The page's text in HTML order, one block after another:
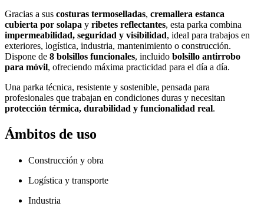
Gracias a sus costuras termoselladas, cremallera estanca
cubierta por solapa y ribetes reflectantes, esta parka combina
impermeabilidad, seguridad y visibilidad, ideal para trabajos en
exteriores, logística, industria, mantenimiento o construcción.
Dispone de 8 bolsillos funcionales, incluido bolsillo antirrobo
para móvil, ofreciendo máxima practicidad para el día a día.
Una parka técnica, resistente y sostenible, pensada para
profesionales que trabajan en condiciones duras y necesitan
protección térmica, durabilidad y funcionalidad real.
Ámbitos de uso
Construcción y obra
Logística y transporte
Industria